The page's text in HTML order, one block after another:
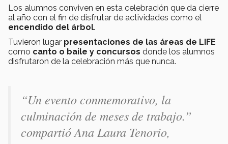
Los alumnos conviven en esta celebración que da cierre
al año con el fin de disfrutar de actividades como el
encendido del árbol.
Tuvieron lugar presentaciones de las áreas de LIFE
como canto o baile y concursos donde los alumnos
disfrutaron de la celebración más que nunca.
“Un evento conmemorativo, la
culminación de meses de trabajo.”
compartió Ana Laura Tenorio,